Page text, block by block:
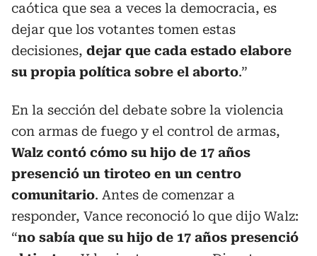
caótica que sea a veces la democracia, es
dejar que los votantes tomen estas
decisiones, dejar que cada estado elabore
su propia política sobre el aborto.”
En la sección del debate sobre la violencia
con armas de fuego y el control de armas,
Walz contó cómo su hijo de 17 años
presenció un tiroteo en un centro
comunitario. Antes de comenzar a
responder, Vance reconoció lo que dijo Walz:
“no sabía que su hijo de 17 años presenció